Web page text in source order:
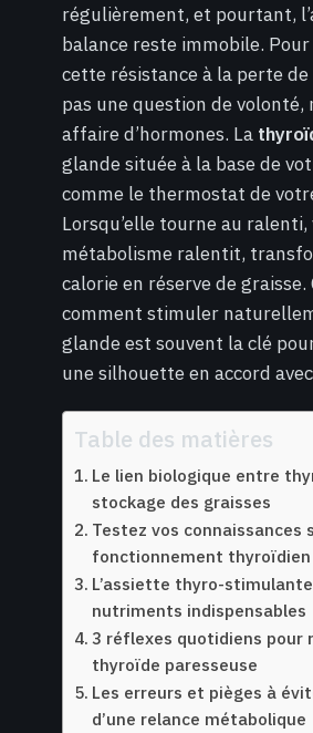
régulièrement, et pourtant,
balance reste immobile.
cette résistance à la perte de
pas une question de volonté,
affaire d’hormones. La
glande située à la base de
comme le thermostat de
Lorsqu’elle tourne au
métabolisme ralentit,
calorie en réserve de
comment stimuler
glande est souvent la clé
une silhouette en accord
Table des matières
Le lien biologique entre
stockage des graisses
Testez vos connaissances
fonctionnement thyroïdien
L’assiette thyro-
nutriments indispensables
3 réflexes quotidiens pour
thyroïde paresseuse
Les erreurs et pièges à
d’une relance métabolique